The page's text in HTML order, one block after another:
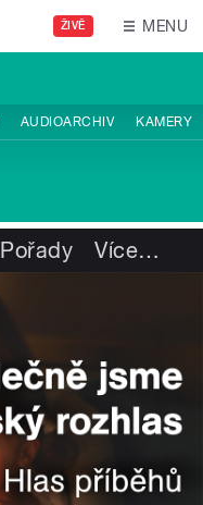
ŽIVĚ MENU
AUDIOARCHIV KAMERY
Pořady Více…